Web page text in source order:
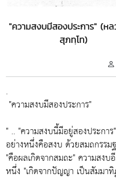
"ความสงบมีสองประการ" (หล
สุภทฺโท)
.
"ความสงบมีสองประการ"
" .. "ความสงบนี้มีอยู่สองประการ"
อย่างหนึ่งคือสงบ ด้วยสมถกรรม
"คือผลเกิดจากสมถะ"ความสงบ
หนึ่ง "เกิดจากปัญญา เป็นสัมมา